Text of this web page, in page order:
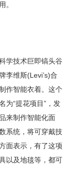
。
学技术巨即镐头谷
李维斯(Levi’s)合
作智能衣着。这个
为“提花项目”，发
来制作智能化面
系统，将可穿戴技
面表示，有了这项
以及地毯等，都可